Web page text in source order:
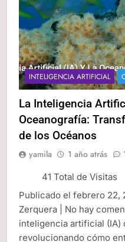
INTELIGENCIA ARTIFICIAL
La Inteligencia
Oceanografía:
de los Océanos
yamila 1 año atrás
41 Total de Visitas
Publicado el febrero 22,
Zerquera | No hay
inteligencia artificial (IA)
revolucionando cómo